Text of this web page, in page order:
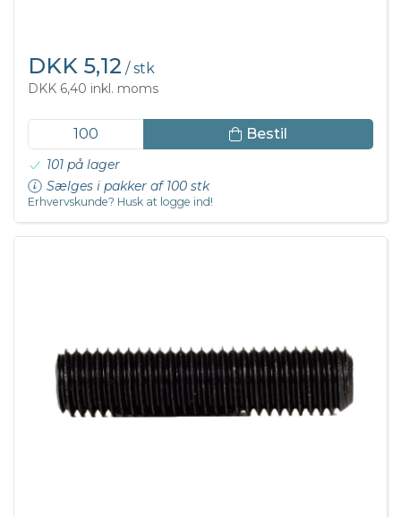
DKK 5,12 / stk
DKK 6,40 inkl. moms
Bestil
101 på lager
Sælges i pakker af 100 stk
Erhvervskunde? Husk at logge ind!